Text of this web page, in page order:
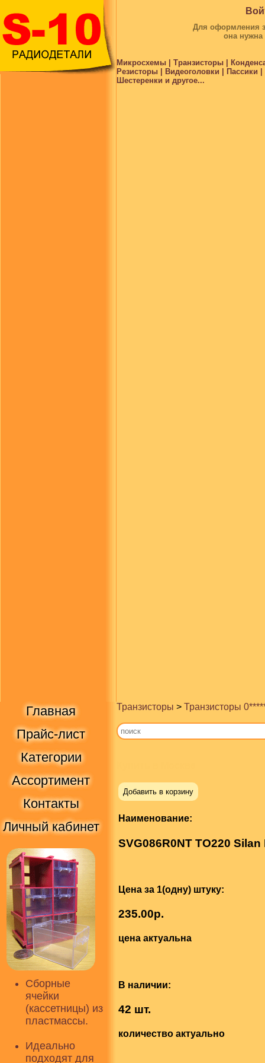
Для оформления
она
Микросхемы | Транзисторы |
Резисторы | Видеоголовки |
Шестеренки и другое...
Главная
Прайс-лист
Категории
Ассортимент
Контакты
Личный кабинет
Сборные
ячейки
(кассетницы) из
пластмассы.
Идеально
подходят для
Транзисторы > Транзисторы
Добавить в корзину
Наименование:
SVG086R0NT TO220
Цена за 1(одну) штуку:
235.00р.
цена актуальна
В наличии:
42 шт.
количество актуально